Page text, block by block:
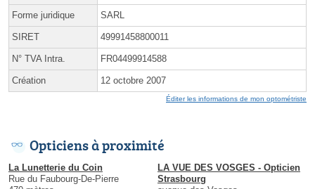
Forme juridique SARL
SIRET 49991458800011
N° TVA Intra. FR04499914588
Création 12 octobre 2007
Éditer les informations de mon optométriste
Opticiens à proximité
La Lunetterie du Coin
Rue du Faubourg-De-Pierre
LA VUE DES VOSGES - Opticien
Strasbourg